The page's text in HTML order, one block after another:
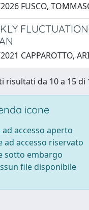
FUSCO,
CAPPAROTTO,
risultati da 10 a 15 di
icone
ad accesso aperto
ad accesso riservato
sotto embargo
file disponibile